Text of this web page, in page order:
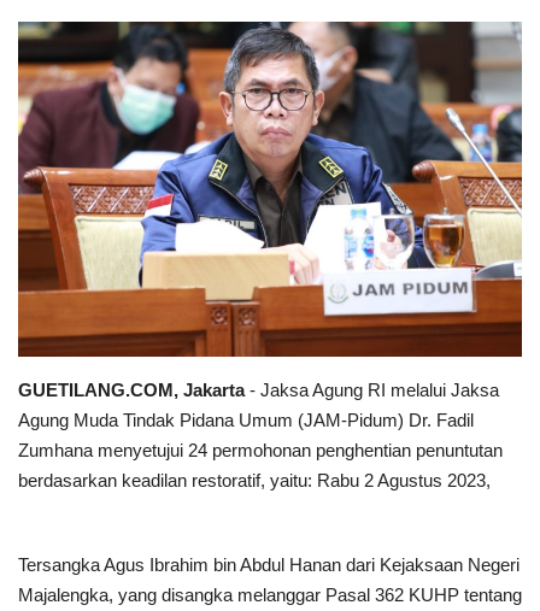
Keamanan
Kejahatan
Cybers Event
UMKM & Ekonomi Kreatif
Pekerja Migran Indonesia
Ekonomi
Pendidikan
Informasi Journalism
Kesehatan
GUETILANG.COM, Jakarta- Jaksa Agung RI melalui Jaksa
Agung Muda Tindak Pidana Umum (JAM-Pidum) Dr. Fadil
Zumhana menyetujui 24 permohonan penghentian penuntutan
berdasarkan keadilan restoratif, yaitu: Rabu 2 Agustus 2023,
Tersangka Agus Ibrahim bin Abdul Hanan dari Kejaksaan Negeri
Majalengka, yang disangka melanggar Pasal 362 KUHP tentang